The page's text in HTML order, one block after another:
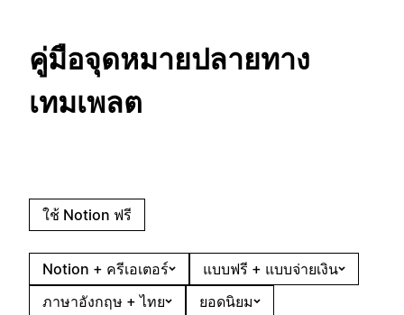
คู่มือจุดหมายปลายทาง
เทมเพลต
ใช้ Notion ฟรี
Notion + ครีเอเตอร์
แบบฟรี + แบบจ่ายเงิน
ภาษาอังกฤษ + ไทย
ยอดนิยม